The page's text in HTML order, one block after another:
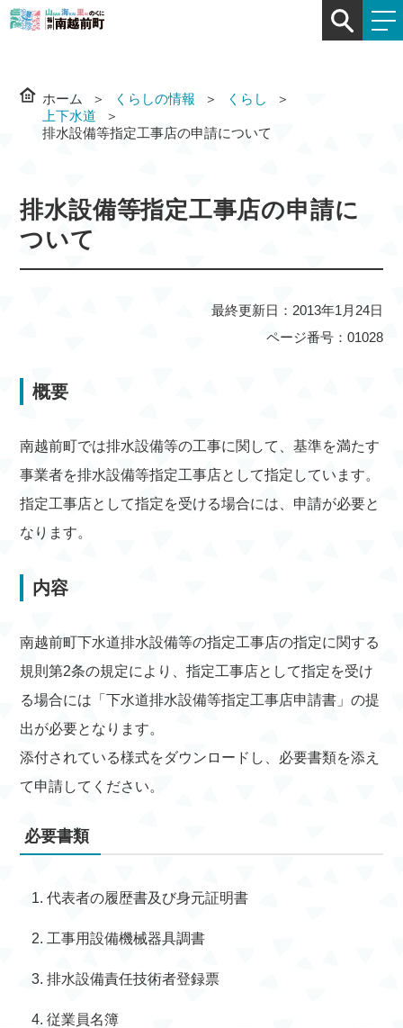
ホーム くらしの情報
くらし
上下水道
排水設備等指定工事店の申請について
排水設備等指定工事店の申請に
ついて
最終更新日：2013年1月24日
ページ番号：01028
概要
南越前町では排水設備等の工事に関して、基準を満たす
事業者を排水設備等指定工事店として指定しています。
指定工事店として指定を受ける場合には、申請が必要と
なります。
内容
南越前町下水道排水設備等の指定工事店の指定に関する
規則第2条の規定により、指定工事店として指定を受け
る場合には「下水道排水設備等指定工事店申請書」の提
出が必要となります。
添付されている様式をダウンロードし、必要書類を添え
て申請してください。
必要書類
代表者の履歴書及び身元証明書
工事用設備機械器具調書
排水設備責任技術者登録票
従業員名簿